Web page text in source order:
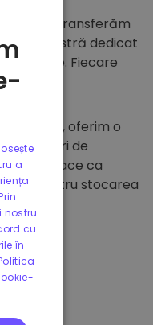
, îl transferăm
dedicat
noastre. Fiecare
lor, oferim o
audituri de
face ca
pentru stocarea
a
nostru
cu
în